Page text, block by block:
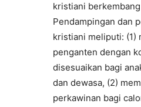
kristiani
Pendampingan dan
kristiani meliputi: (1)
penganten dengan
disesuaikan bagi
dan dewasa, (2)
perkawinan bagi